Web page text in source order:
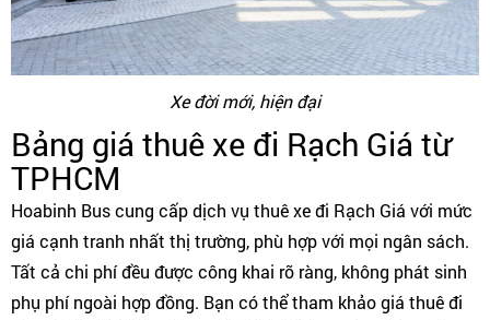
Xe đời mới, hiện đại
Bảng giá thuê xe đi Rạch Giá từ
TPHCM
Hoabinh Bus cung cấp dịch vụ thuê xe đi Rạch Giá với mức
giá cạnh tranh nhất thị trường, phù hợp với mọi ngân sách.
Tất cả chi phí đều được công khai rõ ràng, không phát sinh
phụ phí ngoài hợp đồng. Bạn có thể tham khảo giá thuê đi